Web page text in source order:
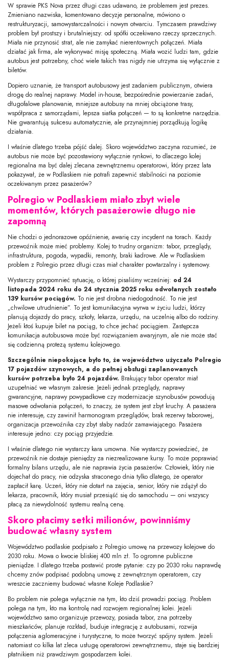
W sprawie PKS Nova przez długi czas udawano, że problemem jest prezes.
Zmieniano nazwiska, komentowano decyzje personalne, mówiono o
restrukturyzacji, samowystarczalności i nowym otwarciu. Tymczasem prawdziwy
problem był prostszy i brutalniejszy: od spółki oczekiwano rzeczy sprzecznych.
Miała nie przynosić strat, ale nie zamykać nierentownych połączeń. Miała
działać jak firma, ale wykonywać misję społeczną. Miała wozić ludzi tam, gdzie
autobus jest potrzebny, choć wiele takich tras nigdy nie utrzyma się wyłącznie z
biletów.
Dopiero uznanie, że transport autobusowy jest zadaniem publicznym, otwiera
drogę do realnej naprawy. Model in-house, bezpośrednie powierzanie zadań,
długofalowe planowanie, mniejsze autobusy na mniej obciążone trasy,
współpraca z samorządami, lepsza siatka połączeń — to są konkretne narzędzia.
Nie gwarantują sukcesu automatycznie, ale przynajmniej porządkują logikę
działania.
I właśnie dlatego trzeba pójść dalej. Skoro województwo zaczyna rozumieć, że
autobus nie może być pozostawiony wyłącznie rynkowi, to dlaczego kolej
regionalna ma być dalej zlecana zewnętrznemu operatorowi, który przez lata
pokazywał, że w Podlaskiem nie potrafi zapewnić stabilności na poziomie
oczekiwanym przez pasażerów?
Polregio w Podlaskiem miało zbyt wiele
momentów, których pasażerowie długo nie
zapomną
Nie chodzi o jednorazowe opóźnienie, awarię czy incydent na torach. Każdy
przewoźnik może mieć problemy. Kolej to trudny organizm: tabor, przeglądy,
infrastruktura, pogoda, wypadki, remonty, braki kadrowe. Ale w Podlaskiem
problem z Polregio przez długi czas miał charakter powtarzalny i systemowy.
Wystarczy przypomnieć sytuację, o której pisaliśmy wcześniej: od 24
listopada 2024 roku do 24 stycznia 2025 roku odwołanych zostało
139 kursów pociągów. To nie jest drobna niedogodność. To nie jest
„chwilowe utrudnienie”. To jest komunikacyjna wyrwa w życiu ludzi, którzy
planują dojazdy do pracy, szkoły, lekarza, urzędu, na uczelnię albo do rodziny.
Jeżeli ktoś kupuje bilet na pociąg, to chce jechać pociągiem. Zastępcza
komunikacja autobusowa może być rozwiązaniem awaryjnym, ale nie może stać
się codzienną protezą systemu kolejowego.
Szczególnie niepokojące było to, że województwo użyczało Polregio
17 pojazdów szynowych, a do pełnej obsługi zaplanowanych
kursów potrzeba było 24 pojazdów. Brakujący tabor operator miał
uzupełniać we własnym zakresie. Jeżeli jednak przeglądy, naprawy
gwarancyjne, naprawy powypadkowe czy modernizacje szynobusów powodują
masowe odwołania połączeń, to znaczy, że system jest zbyt kruchy. A pasażera
nie interesuje, czy zawinił harmonogram przeglądów, brak rezerwy taborowej,
organizacja przewoźnika czy zbyt słaby nadzór zamawiającego. Pasażera
interesuje jedno: czy pociąg przyjedzie.
I właśnie dlatego nie wystarczy kara umowna. Nie wystarczy powiedzieć, że
przewoźnik nie dostaje pieniędzy za niezrealizowane kursy. To może poprawiać
formalny bilans urzędu, ale nie naprawia życia pasażerów. Człowiek, który nie
dojechał do pracy, nie odzyska straconego dnia tylko dlatego, że operator
zapłacił karę. Uczeń, który nie dotarł na zajęcia, senior, który nie zdążył do
lekarza, pracownik, który musiał przesiąść się do samochodu — oni wszyscy
płacą za niewydolność systemu realną cenę.
Skoro płacimy setki milionów, powinniśmy
budować własny system
Województwo podlaskie podpisało z Polregio umowę na przewozy kolejowe do
2030 roku. Mowa o kwocie bliskiej 400 mln zł. To ogromne publiczne
pieniądze. I dlatego trzeba postawić proste pytanie: czy po 2030 roku naprawdę
chcemy znów podpisać podobną umowę z zewnętrznym operatorem, czy
wreszcie zaczniemy budować własne Koleje Podlaskie?
Bo problem nie polega wyłącznie na tym, kto dziś prowadzi pociąg. Problem
polega na tym, kto ma kontrolę nad rozwojem regionalnej kolei. Jeżeli
województwo samo organizuje przewozy, posiada tabor, zna potrzeby
mieszkańców, planuje rozkład, buduje integrację z autobusami, rozwija
połączenia aglomeracyjne i turystyczne, to może tworzyć spójny system. Jeżeli
natomiast co kilka lat zleca usługę operatorowi zewnętrznemu, staje się bardziej
płatnikiem niż prawdziwym gospodarzem kolei.